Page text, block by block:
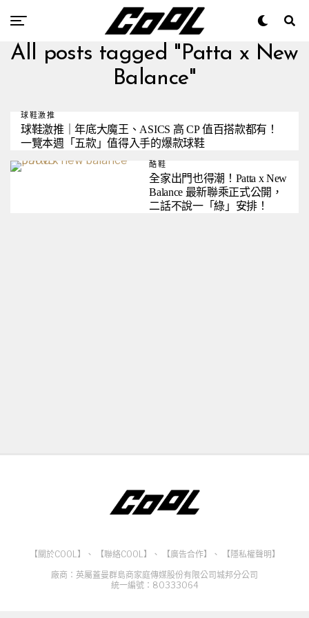
All posts tagged "Patta x New
Balance"
球鞋激推
球鞋激推｜年底大魔王、ASICS 高 CP 值百搭款都有！
一覽本週「五款」值得入手的爆款球鞋
酷鞋
全家出門也得潮！Patta x New
Balance 最新聯乘正式公開，
二話不說一「綠」安排！
【關於COOL】 、 【聯絡COOL】 、 【廣告合作】 、
【隱私權聲明】
廠商：英屬蓋曼群島商家庭傳媒股份有限公司城邦分公司
統一編號：80333064